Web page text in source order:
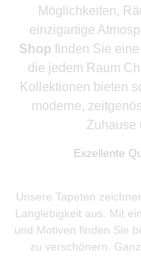
Möglichkeiten,
einzigartige
Shop finden Sie
die jedem Raum
Kollektionen bieten
moderne,
Zuhause
Exzellente
Unsere Tapeten
Langlebigkeit aus. Mit
und Motiven finden Sie
zu verschönern.